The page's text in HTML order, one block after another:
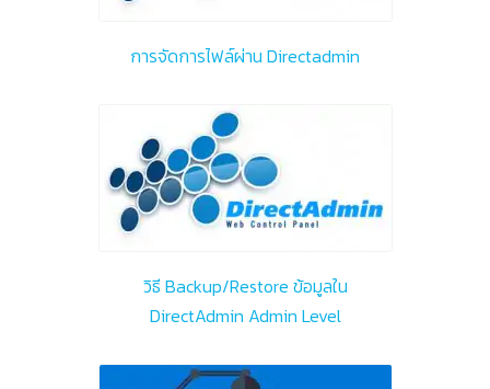
การจัดการไฟล์ผ่าน Directadmin
วิธี Backup/Restore ข้อมูลใน
DirectAdmin Admin Level